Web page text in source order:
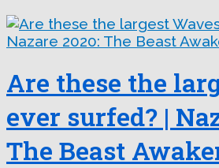
Are these the
ever surfed? |
The Beast